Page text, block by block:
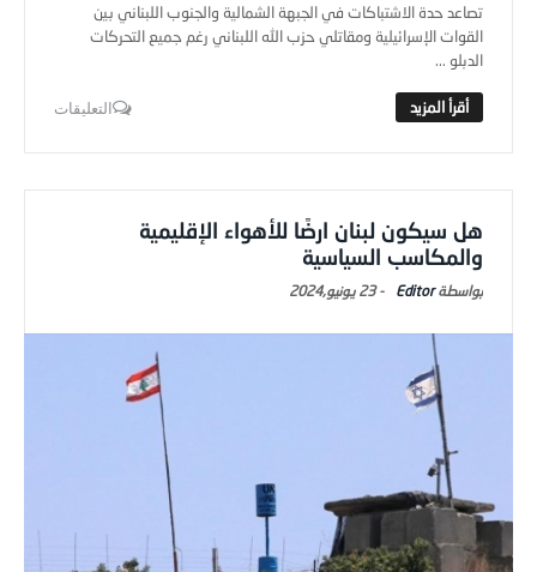
تصاعد حدة الاشتباكات في الجبهة الشمالية والجنوب اللبناني بين
القوات الإسرائيلية ومقاتلي حزب الله اللبناني رغم جميع التحركات
الدبلو ...
التعليقات
هل سيكون لبنان ارضًا للأهواء الإقليمية
والمكاسب السياسية
Editor
-23 يونيو,2024